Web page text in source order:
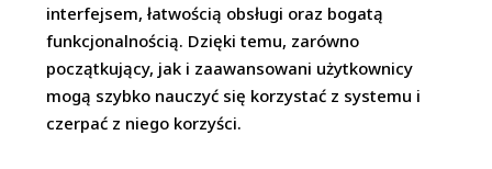
interfejsem, łatwością obsługi oraz bogatą
funkcjonalnością. Dzięki temu, zarówno
początkujący, jak i zaawansowani użytkownicy
mogą szybko nauczyć się korzystać z systemu i
czerpać z niego korzyści.